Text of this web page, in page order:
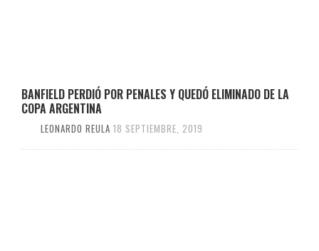
BANFIELD PERDIÓ POR PENALES Y QUEDÓ ELIMINADO DE LA
COPA ARGENTINA
LEONARDO REULA 18 SEPTIEMBRE, 2019